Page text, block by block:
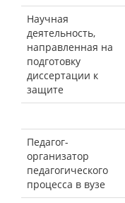
Научная
деятельность,
направленная на
подготовку
диссертации к
защите
Педагог-
организатор
педагогического
процесса в вузе